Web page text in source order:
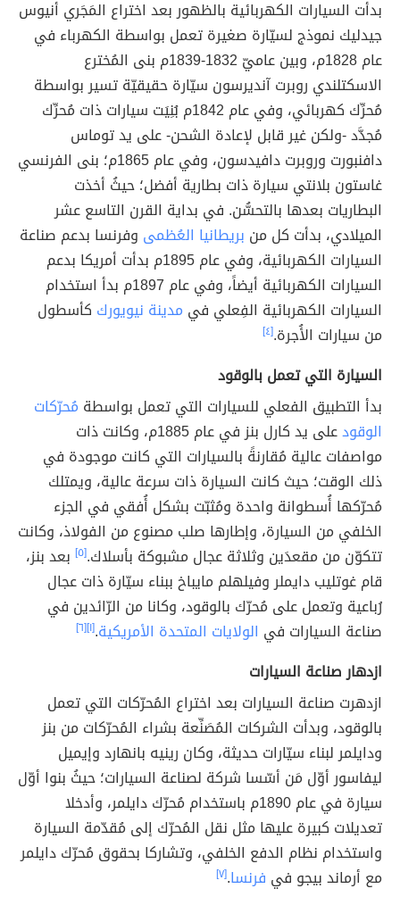
بدأت السيارات الكهربائية بالظهور بعد اختراع المَجَري أنيوس
جيدليك نموذج لسيّارة صغيرة تعمل بواسطة الكهرباء في
عام 1828م، وبين عاميّ 1832-1839م بنى المُخترع
الاسكتلندي روبرت آنديرسون سيّارة حقيقيّة تسير بواسطة
مُحرِّك كهربائي، وفي عام 1842م بُنِيَت سيارات ذات مُحرِّك
مُجدَّد -ولكن غير قابل لإعادة الشحن- على يد توماس
دافنبورت وروبرت دافيدسون، وفي عام 1865م؛ بنى الفرنسي
غاستون بلانتي سيارة ذات بطارية أفضل؛ حيثُ أخذت
البطاريات بعدها بالتحسُّن. في بداية القرن التاسع عشر
الميلادي، بدأت كل من بريطانيا العُظمى وفرنسا بدعم صناعة
السيارات الكهربائية، وفي عام 1895م بدأت أمريكا بدعم
السيارات الكهربائية أيضاً، وفي عام 1897م بدأ استخدام
السيارات الكهربائية الفِعلي في مدينة نيويورك كأسطول
من سيارات الأُجرة.[٤]
السيارة التي تعمل بالوقود
بدأ التطبيق الفعلي للسيارات التي تعمل بواسطة مُحرّكات
الوقود
على يد كارل بنز في عام 1885م، وكانت ذات
مواصفات عالية مُقارنةً بالسيارات التي كانت موجودة في
ذلك الوقت؛ حيث كانت السيارة ذات سرعة عالية، ويمتلك
مُحرّكها أُسطوانة واحدة ومُثبّت بشكل أُفقي في الجزء
الخلفي من السيارة، وإطارها صلب مصنوع من الفولاذ، وكانت
تتكوّن من مقعدَين وثلاثة عجال مشبوكة بأسلاك.[٥]
بعد بنز،
قام غوتليب دايملر وفيلهلم مايباخ ببناء سيّارة ذات عجال
رُباعية وتعمل على مُحرّك بالوقود، وكانا من الرّائدين في
صناعة السيارات في الولايات المتحدة الأمريكية.[١] [٦]
ازدهار صناعة السيارات
ازدهرت صناعة السيارات بعد اختراع المُحرّكات التي تعمل
بالوقود، وبدأت الشركات المُصَنِّعة بشراء المُحرّكات من بنز
ودايلمر لبناء سيّارات حديثة، وكان رينيه بانهارد وإيميل
ليفاسور أوّل مَن أسّسا شركة لصناعة السيارات؛ حيثُ بنوا أوّل
سيارة في عام 1890م باستخدام مُحرّك دايلمر، وأدخلا
تعديلات كبيرة عليها مثل نقل المُحرّك إلى مُقدّمة السيارة
واستخدام نظام الدفع الخلفي، وتشاركا بحقوق مُحرّك دايلمر
مع أرماند بيجو في فرنسا.[٧]